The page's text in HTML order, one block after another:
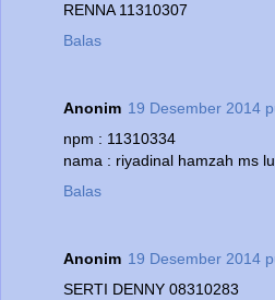
RENNA 11310307
Balas
Anonim 19 Desember 2014
npm : 11310334
nama : riyadinal hamzah ms
Balas
Anonim 19 Desember 2014
SERTI DENNY 08310283